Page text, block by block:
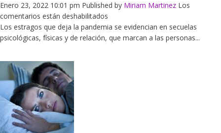
Enero 23, 2022 10:01 pm Published by Miriam Martinez Los
comentarios están deshabilitados
Sobrevivientes
del
Los estragos que deja la pandemia se evidencian en secuelas
psicológicas, físicas y de relación, que marcan a las personas...